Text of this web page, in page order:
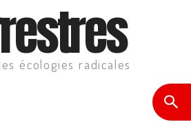
écologies radicales